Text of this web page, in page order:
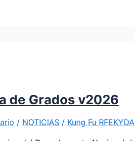
de Grados v2026
/ NOTICIAS / Kung Fu RFEKYDA